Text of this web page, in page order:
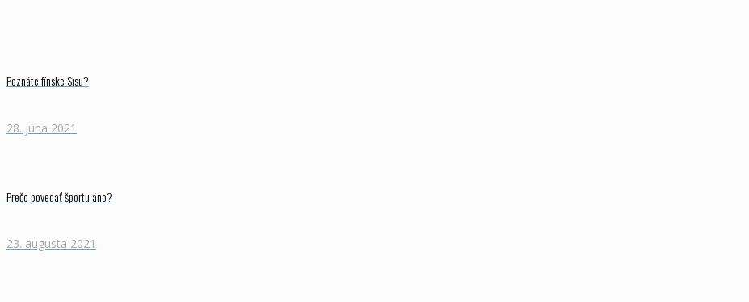
Poznáte fínske Sisu?
28. júna 2021
Prečo povedať športu áno?
23. augusta 2021